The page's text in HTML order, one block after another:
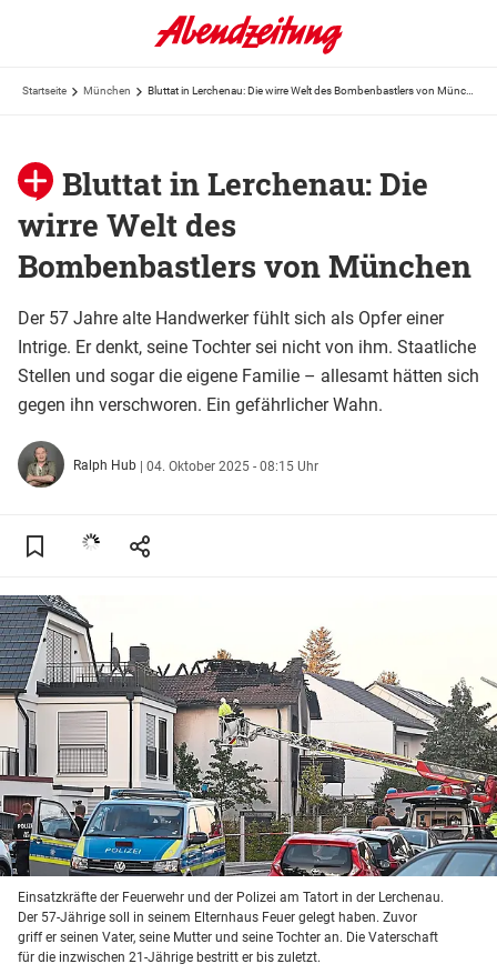
Startseite München
Bluttat in Lerchenau: Die
wirre Welt des
Bombenbastlers von München
Der 57 Jahre alte Handwerker fühlt sich als Opfer einer
Intrige. Er denkt, seine Tochter sei nicht von ihm. Staatliche
Stellen und sogar die eigene Familie – allesamt hätten sich
gegen ihn verschworen. Ein gefährlicher Wahn.
Ralph Hub | 04. Oktober 2025 - 08:15 Uhr
Einsatzkräfte der Feuerwehr und der Polizei am Tatort in der Lerchenau.
Der 57-Jährige soll in seinem Elternhaus Feuer gelegt haben. Zuvor
griff er seinen Vater, seine Mutter und seine Tochter an. Die Vaterschaft
für die inzwischen 21-Jährige bestritt er bis zuletzt.